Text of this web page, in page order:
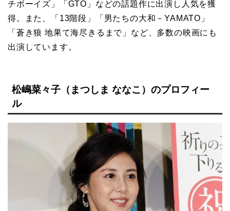
チボーイズ」「GTO」などの話題作に出演し人気を獲
得。また、「13階段」「男たちの大和－YAMATO」
「蒼き狼 地果て海尽きるまで」など、多数の映画にも
出演しています。
松嶋菜々子（まつしま ななこ）のプロフィー
ル